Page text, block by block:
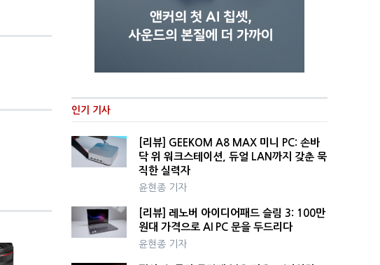
인기 기사
[리뷰] GEEKOM A8 MAX 미니 PC: 손바
닥 위 워크스테이션, 듀얼 LAN까지 갖춘 묵
직한 실력자
윤현종 기자
[리뷰] 레노버 아이디어패드 슬림 3: 100만
원대 가격으로 AI PC 문을 두드리다
윤현종 기자